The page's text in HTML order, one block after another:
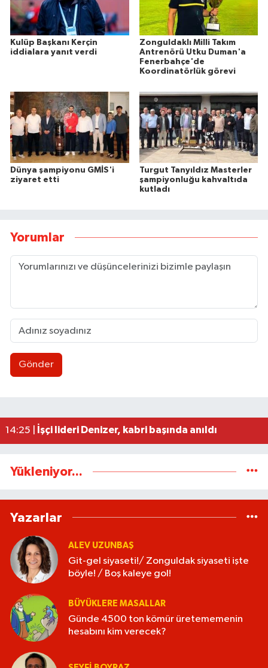
Kulüp Başkanı Kerçin
iddialara yanıt verdi
Zonguldaklı Milli Takım
Antrenörü Utku Duman'a
Fenerbahçe'de
Koordinatörlük görevi
Dünya şampiyonu GMİS'i
ziyaret etti
Turgut Tanyıldız Masterler
şampiyonluğu kahvaltıda
kutladı
Yorumlar
Gönder
17:59 |Ülkü Ocakları’ndan BEUN Rektörü Özölçer’e
14:25 |
İşçi lideri Denizer, kabri başında anıldı
Yükleniyor...
Yazarlar
ALEV UZUNBAŞ
Git-gel siyaseti!/ Zonguldak siyaseti işte
böyle! / Boş kaleye gol!
BÜYÜKLERE MASALLAR
Günde 4500 ton kömür üretememenin
hesabını kim verecek?